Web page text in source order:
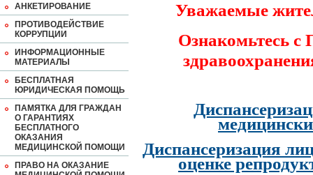
АНКЕТИРОВАНИЕ
ПРОТИВОДЕЙСТВИЕ
КОРРУПЦИИ
ИНФОРМАЦИОННЫЕ
МАТЕРИАЛЫ
БЕСПЛАТНАЯ
ЮРИДИЧЕСКАЯ ПОМОЩЬ
ПАМЯТКА ДЛЯ ГРАЖДАН
О ГАРАНТИЯХ
БЕСПЛАТНОГО
ОКАЗАНИЯ
МЕДИЦИНСКОЙ ПОМОЩИ
ПРАВО НА ОКАЗАНИЕ
Уважаемые
Ознакомьтесь
Диспансеризация
оценке